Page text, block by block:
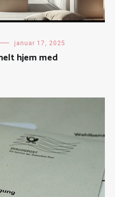
januar 17, 2025
hjem med